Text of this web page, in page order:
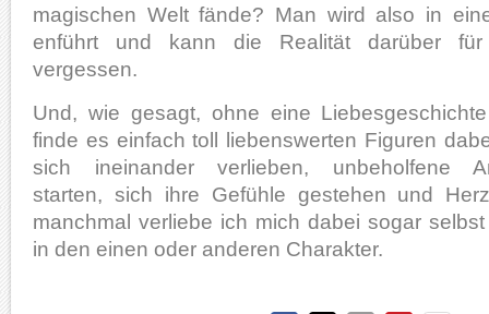
magischen Welt fände? Man wird also in
enführt und kann die Realität darüber
vergessen.
Und, wie gesagt, ohne eine
finde es einfach toll liebenswerten Figuren
sich ineinander verlieben, unbeholfene
starten, sich ihre Gefühle gestehen und
manchmal verliebe ich mich dabei sogar
in den einen oder anderen Charakter.